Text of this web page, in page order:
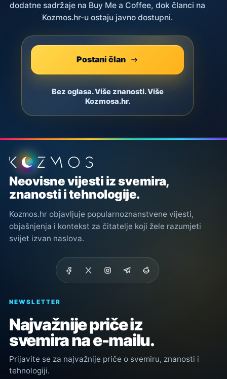
dodatne sadržaje na Buy Me a Coffee, dok članci na
Kozmos.hr-u ostaju javno dostupni.
Postani član
Bez oglasa. Više znanosti. Više
Kozmosa.hr.
Podnožje stranice
Neovisne vijesti iz svemira,
znanosti i tehnologije.
Kozmos.hr objavljuje popularnoznanstvene vijesti,
objašnjenja i kontekst za čitatelje koji žele razumjeti
svijet izvan naslova.
NEWSLETTER
Najvažnije priče iz
svemira na e-mailu.
Prijavite se za najvažnije priče o svemiru, znanosti i
tehnologiji.